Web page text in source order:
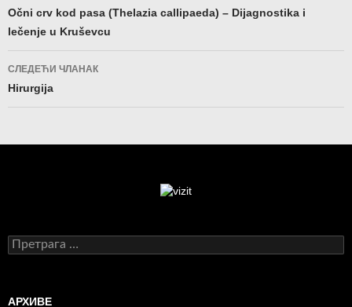
чланака
Očni crv kod pasa (Thelazia callipaeda) – Dijagnostika i
lečenje u Kruševcu
СЛЕДЕЋИ ЧЛАНАК
Hirurgija
Претрага
за:
АРХИВЕ